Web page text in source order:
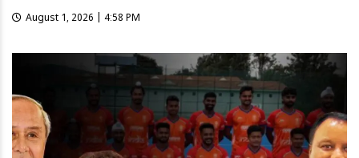
August 1, 2026 | 4:58 PM